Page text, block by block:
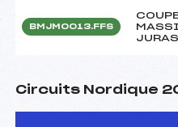
BMJM0013.FFS
Circuits Nordique